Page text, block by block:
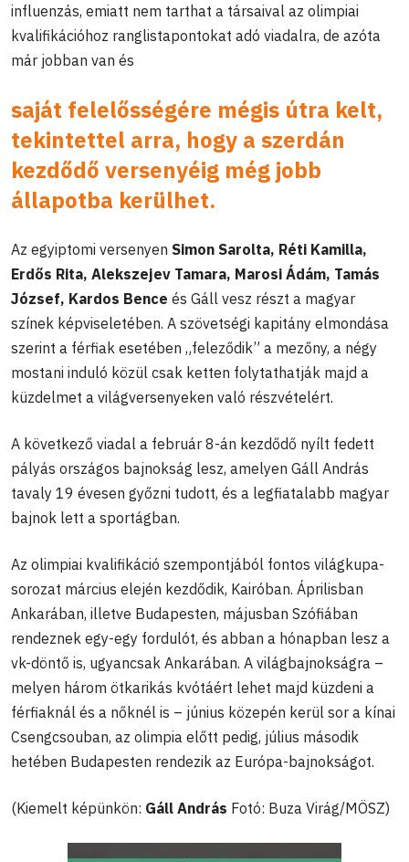
influenzás, emiatt nem tarthat a társaival az olimpiai
kvalifikációhoz ranglistapontokat adó viadalra, de azóta
már jobban van és
saját felelősségére mégis útra kelt,
tekintettel arra, hogy a szerdán
kezdődő versenyéig még jobb
állapotba kerülhet.
Az egyiptomi versenyen Simon Sarolta, Réti Kamilla,
Erdős Rita, Alekszejev Tamara, Marosi Ádám, Tamás
József, Kardos Bence és Gáll vesz részt a magyar
színek képviseletében. A szövetségi kapitány elmondása
szerint a férfiak esetében „feleződik” a mezőny, a négy
mostani induló közül csak ketten folytathatják majd a
küzdelmet a világversenyeken való részvételért.
A következő viadal a február 8-án kezdődő nyílt fedett
pályás országos bajnokság lesz, amelyen Gáll András
tavaly 19 évesen győzni tudott, és a legfiatalabb magyar
bajnok lett a sportágban.
Az olimpiai kvalifikáció szempontjából fontos világkupa-
sorozat március elején kezdődik, Kairóban. Áprilisban
Ankarában, illetve Budapesten, májusban Szófiában
rendeznek egy-egy fordulót, és abban a hónapban lesz a
vk-döntő is, ugyancsak Ankarában. A világbajnokságra –
melyen három ötkarikás kvótáért lehet majd küzdeni a
férfiaknál és a nőknél is – június közepén kerül sor a kínai
Csengcsouban, az olimpia előtt pedig, július második
hetében Budapesten rendezik az Európa-bajnokságot.
(Kiemelt képünkön: Gáll András Fotó: Buza Virág/MÖSZ)